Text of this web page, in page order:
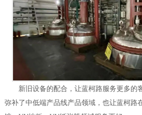
新旧设备的配合，让蓝柯路服务更多的
弥补了中低端产品线产品领域，也让蓝柯路